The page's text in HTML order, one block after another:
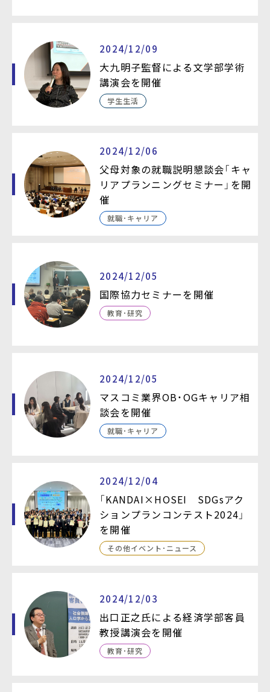
2024/12/09
大九明子監督による文学部学術
講演会を開催
学生生活
2024/12/06
父母対象の就職説明懇談会「キャ
リアプランニングセミナー」を開
催
就職・キャリア
2024/12/05
国際協力セミナーを開催
教育・研究
2024/12/05
マスコミ業界OB・OGキャリア相
談会を開催
就職・キャリア
2024/12/04
「KANDAI×HOSEI SDGsアク
ションプランコンテスト2024」
を開催
その他イベント・ニュース
2024/12/03
出口正之氏による経済学部客員
教授講演会を開催
教育・研究